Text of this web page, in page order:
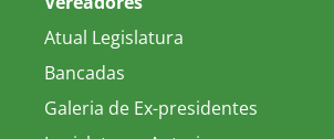
Atual Legislatura
Bancadas
Galeria de Ex-presidentes